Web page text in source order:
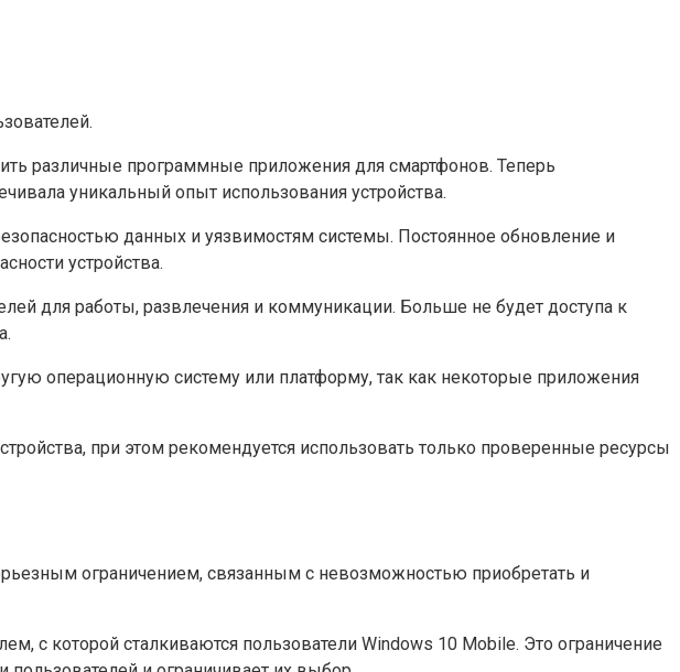
различные программные приложения для смартфонов. Теперь
уникальный опыт использования устройства.
данных и уязвимостям системы. Постоянное обновление и
устройства.
для работы, развлечения и коммуникации. Больше не будет доступа к
операционную систему или платформу, так как некоторые приложения
при этом рекомендуется использовать только проверенные ресурсы
ограничением, связанным с невозможностью приобретать и
с которой сталкиваются пользователи Windows 10 Mobile. Это ограничение